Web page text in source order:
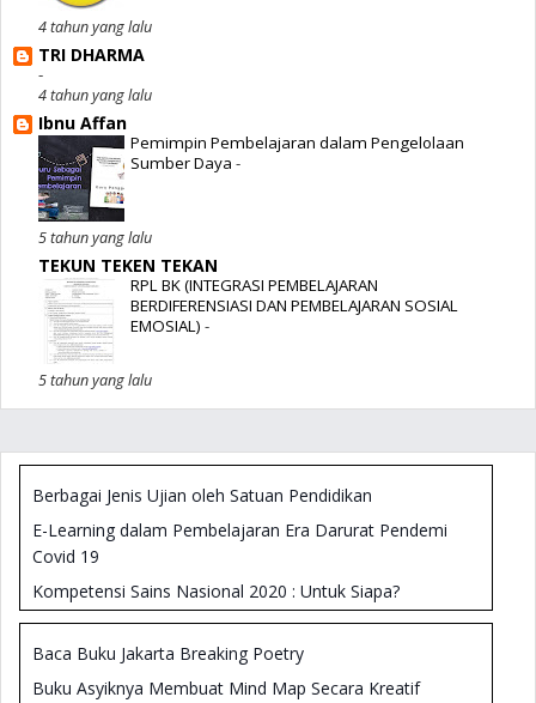
4 tahun yang lalu
TRI DHARMA
-
4 tahun yang lalu
Ibnu Affan
Pemimpin Pembelajaran dalam Pengelolaan
Sumber Daya -
5 tahun yang lalu
TEKUN TEKEN TEKAN
RPL BK (INTEGRASI PEMBELAJARAN
BERDIFERENSIASI DAN PEMBELAJARAN SOSIAL
EMOSIAL) -
5 tahun yang lalu
Berbagai Jenis Ujian oleh Satuan Pendidikan
E-Learning dalam Pembelajaran Era Darurat Pendemi
Covid 19
Kompetensi Sains Nasional 2020 : Untuk Siapa?
Membangun Literasi Sains
Teknis Analisis Manajemen Kepala Sekolah - Analisis
SWOT
Baca Buku Jakarta Breaking Poetry
Buku Asyiknya Membuat Mind Map Secara Kreatif